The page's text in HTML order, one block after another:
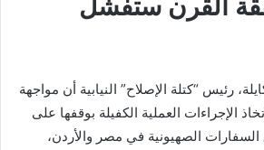
القرن ستفشل
رئيس “كتلة الإصلاح” النيابية أن مواجهة
الإجراءات العملية الكفيلة بوقفها على
الصهيونية في مصر والأردن،